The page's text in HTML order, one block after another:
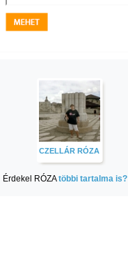
CZELLÁR RÓZA
Érdekel RÓZAtöbbi tartalma is?